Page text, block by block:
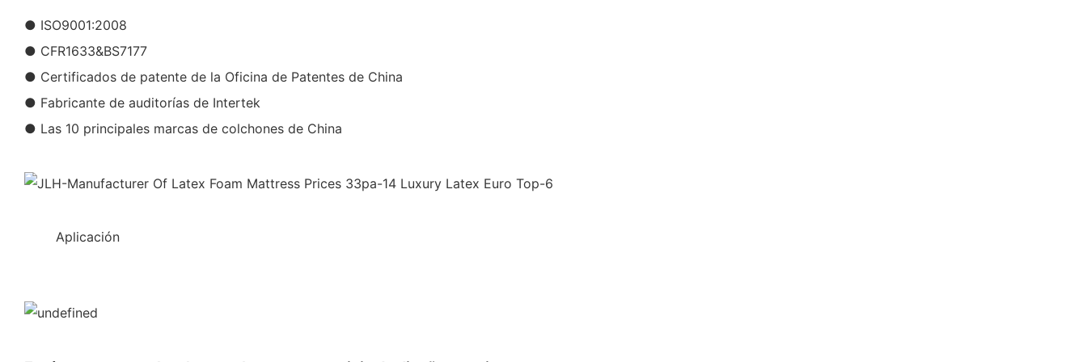
● ISO9001:2008
● CFR1633&BS7177
● Certificados de patente de la Oficina de Patentes de China
● Fabricante de auditorías de Intertek
● Las 10 principales marcas de colchones de China
Aplicación